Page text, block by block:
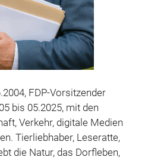
FDP-Vorsitzender
bis 05.2025, mit den
Verkehr, digitale Medien
Tierliebhaber, Leseratte,
die Natur, das Dorfleben,